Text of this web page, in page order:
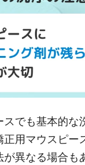
スでも基本的な
正用マウスピー
が異なる場合も